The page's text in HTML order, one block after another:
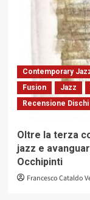
Contemporary
Fusion
Jazz
Recensione Dischi
Oltre la terza
jazz e
Occhipinti
Francesco Cataldo